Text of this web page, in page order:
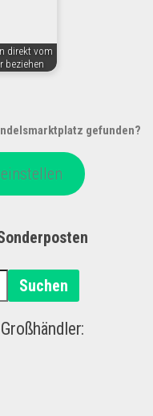
direkt vom
beziehen
gefunden?
Suchen